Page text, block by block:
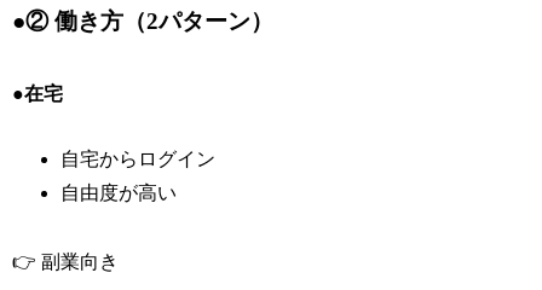
●② 働き方（2パターン）
●在宅
自宅からログイン
自由度が高い
👉 副業向き